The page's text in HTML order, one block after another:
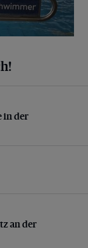
der
in der
an der Parkstraße
an der